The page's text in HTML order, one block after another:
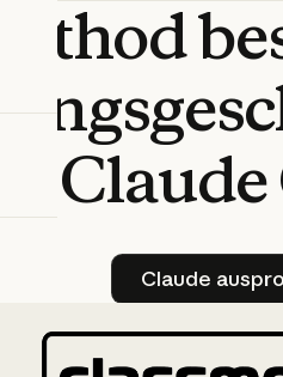
Claude
Claude